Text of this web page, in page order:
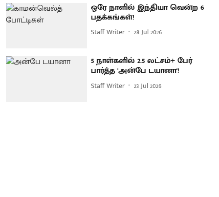
ஒரே நாளில் இந்தியா வென்ற 6
பதக்கங்கள்!
Staff Writer 28 Jul 2026
5 நாள்களில் 2.5 லட்சம்+ பேர்
பார்த்த 'அன்பே டயானா'!
Staff Writer 23 Jul 2026